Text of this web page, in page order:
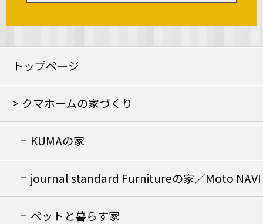
トップページ
クマホームの家づくり
KUMAの家
journal standard Furnitureの家／Moto NAVI
の家
ペットと暮らす家